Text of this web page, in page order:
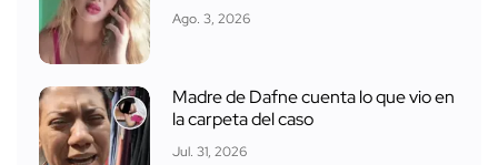
Ago. 3, 2026
Madre de Dafne cuenta lo que vio en
la carpeta del caso
Jul. 31, 2026